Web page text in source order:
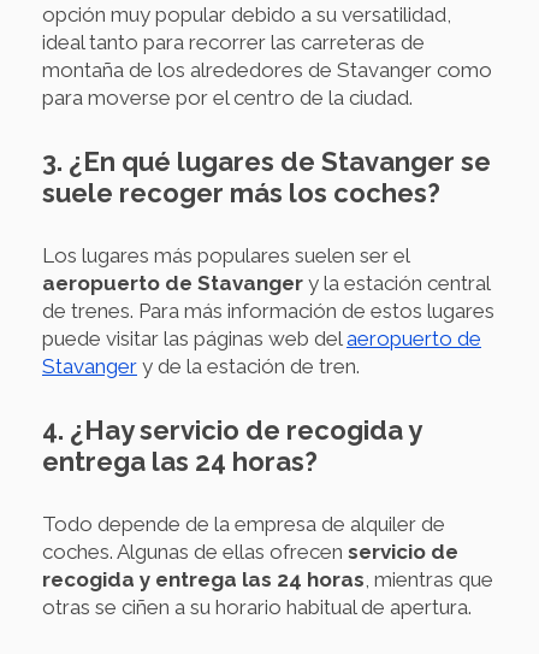
opción muy popular debido a su versatilidad,
ideal tanto para recorrer las carreteras de
montaña de los alrededores de Stavanger como
para moverse por el centro de la ciudad.
3. ¿En qué lugares de Stavanger se
suele recoger más los coches?
Los lugares más populares suelen ser el
aeropuerto de Stavanger y la estación central
de trenes. Para más información de estos lugares
puede visitar las páginas web del aeropuerto de
Stavanger y de la estación de tren.
4. ¿Hay servicio de recogida y
entrega las 24 horas?
Todo depende de la empresa de alquiler de
coches. Algunas de ellas ofrecen servicio de
recogida y entrega las 24 horas , mientras que
otras se ciñen a su horario habitual de apertura.